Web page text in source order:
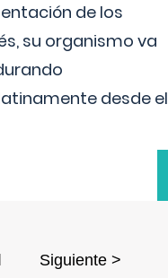
de los
su organismo va
desde el
Siguiente >